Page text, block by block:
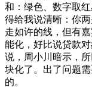
和：绿色、数字取
得给我说清晰：你
走如许的线，但有
能化，好比说贷款
说，周小川暗示，
块化了。出了问题
的。